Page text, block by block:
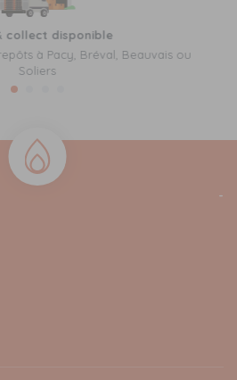
collect disponible
à Pacy, Bréval, Beauvais ou
Soliers